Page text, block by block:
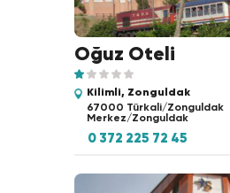
Oğuz Oteli
Kilimli, Zonguldak
67000 Türkali/Zonguldak
Merkez/Zonguldak
0 372 225 72 45